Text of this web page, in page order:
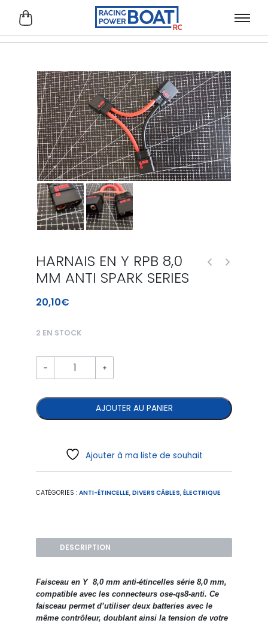
HARNAIS EN Y RPB 8,0
MM ANTI SPARK SERIES
20,10€
2 EN STOCK
AJOUTER AU PANIER
Ajouter à ma liste de souhait
CATÉGORIES : ANTI-ÉTINCELLE, DIVERS CÂBLES, ÉLECTRIQUE
DESCRIPTION
Faisceau en Y 8,0 mm anti-étincelles série 8,0 mm,
compatible avec les connecteurs ose-qs8-anti. Ce
faisceau permet d’utiliser deux batteries avec le
même contrôleur, doublant ainsi la tension de votre